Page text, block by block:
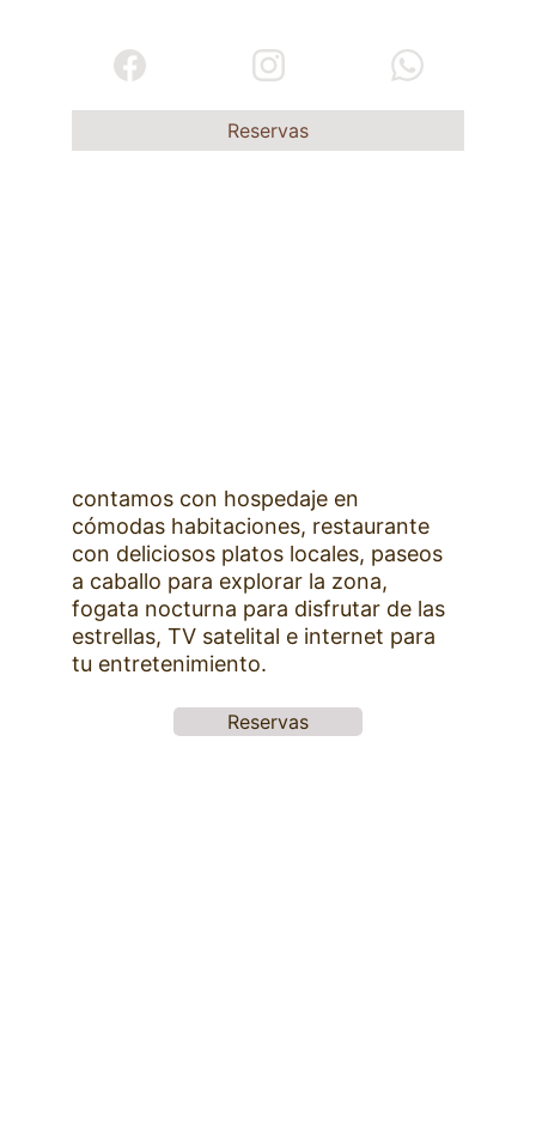
Reservas
contamos con hospedaje en
cómodas habitaciones, restaurante
con deliciosos platos locales, paseos
a caballo para explorar la zona,
fogata nocturna para disfrutar de las
estrellas, TV satelital e internet para
tu entretenimiento.
Reservas